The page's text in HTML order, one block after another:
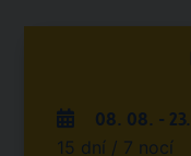
08. 08. -
15 dní / 7 nocí